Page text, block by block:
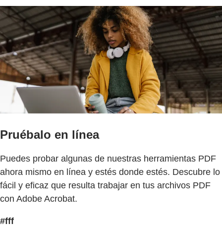
Pruébalo en línea
Puedes probar algunas de nuestras herramientas PDF
ahora mismo en línea y estés donde estés. Descubre lo
fácil y eficaz que resulta trabajar en tus archivos PDF
con Adobe Acrobat.
#fff